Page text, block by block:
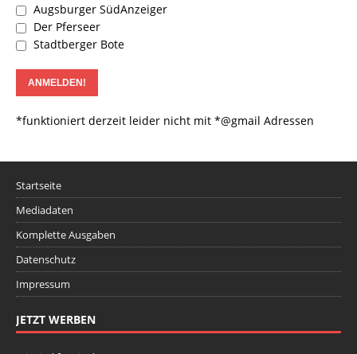
Augsburger SüdAnzeiger
Der Pferseer
Stadtberger Bote
*funktioniert derzeit leider nicht mit *@gmail Adressen
Startseite
Mediadaten
Komplette Ausgaben
Datenschutz
Impressum
JETZT WERBEN